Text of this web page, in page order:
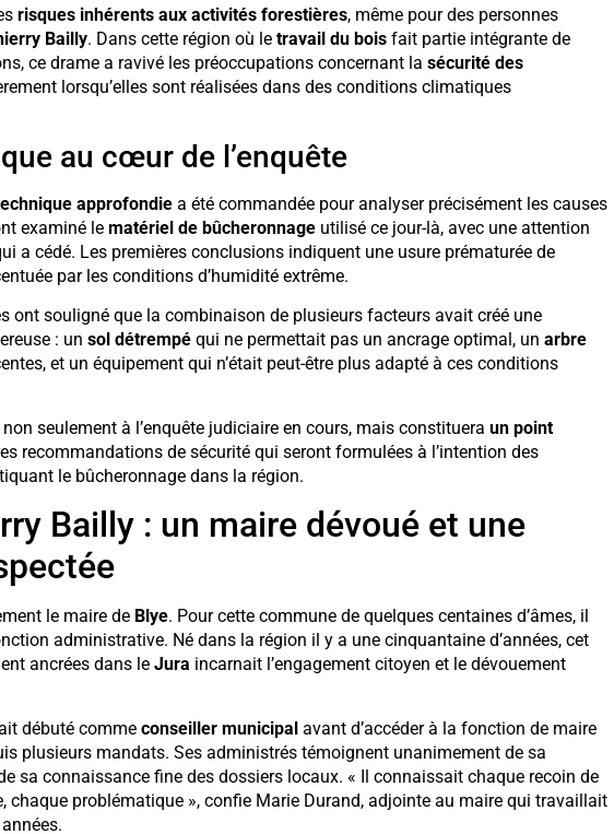
risques inhérents aux activités forestières, même pour des personnes
Bailly. Dans cette région où le travail du boisfait partie intégrante de
ce drame a ravivé les préoccupations concernant la sécurité des
lorsqu’elles sont réalisées dans des conditions climatiques
au cœur de l’enquête
approfondiea été commandée pour analyser précisément les causes
examiné le matériel de bûcheronnageutilisé ce jour-là, avec une attention
a cédé. Les premières conclusions indiquent une usure prématurée de
par les conditions d’humidité extrême.
ont souligné que la combinaison de plusieurs facteurs avait créé une
: un sol détrempéqui ne permettait pas un ancrage optimal, un arbre
et un équipement qui n’était peut-être plus adapté à ces conditions
seulement à l’enquête judiciaire en cours, mais constituera un point
recommandations de sécurité qui seront formulées à l’intention des
le bûcheronnage dans la région.
Bailly : un maire dévoué et une
le maire de Blye. Pour cette commune de quelques centaines d’âmes, il
administrative. Né dans la région il y a une cinquantaine d’années, cet
ancrées dans le Jura incarnait l’engagement citoyen et le dévouement
débuté comme conseiller municipalavant d’accéder à la fonction de maire
plusieurs mandats. Ses administrés témoignent unanimement de sa
sa connaissance fine des dossiers locaux. « Il connaissait chaque recoin de
chaque problématique », confie Marie Durand, adjointe au maire qui travaillait